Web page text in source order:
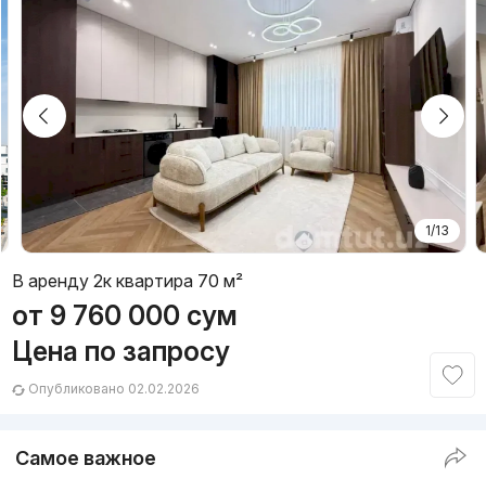
1/13
В аренду 2к квартира 70 м²
от 9 760 000 сум
Цена по запросу
Опубликовано 02.02.2026
Самое важное